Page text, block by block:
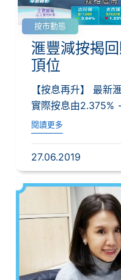
按市動態
滙豐減按揭
頂位
【按息再升】 最新
實際按息由2.375%
閱讀更多
27.06.2019